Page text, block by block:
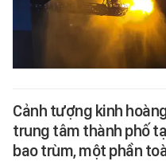
Cảnh tượng kinh
trung tâm thành phố
bao trùm, một phần